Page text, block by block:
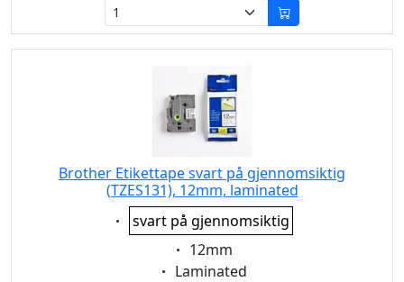
Brother Etikettape svart på gjennomsiktig
(TZES131), 12mm, laminated
Eigenschaft:
svart på gjennomsiktig
Eigenschaft:
12mm
Eigenschaft:
Laminated